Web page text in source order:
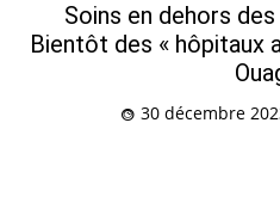
Soins en dehors
Bientôt des « hôpitaux
30 décembre